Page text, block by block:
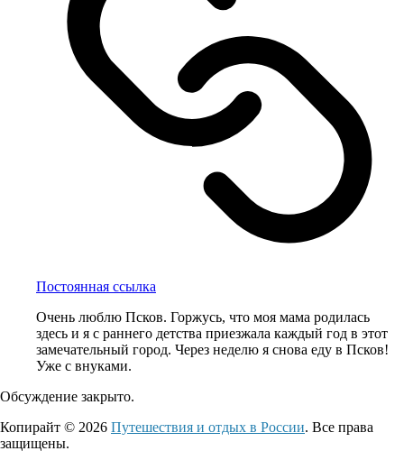
Постоянная ссылка
Очень люблю Псков. Горжусь, что моя мама родилась
здесь и я с раннего детства приезжала каждый год в этот
замечательный город. Через неделю я снова еду в Псков!
Уже с внуками.
Обсуждение закрыто.
Копирайт © 2026 Путешествия и отдых в России. Все права
защищены.